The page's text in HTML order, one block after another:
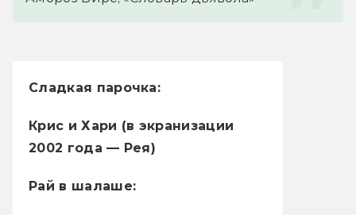
Сладкая парочка:
Крис и Хари (в экранизации
2002 года — Рея)
Рай в шалаше: